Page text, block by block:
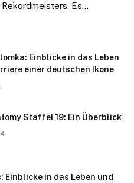
Es…
Einblicke in das Leben
einer deutschen Ikone
Staffel 19: Ein Überblick
Einblicke in das Leben und